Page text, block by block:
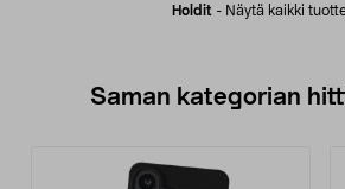
Holdit - Näytä kaikki
Saman kategorian